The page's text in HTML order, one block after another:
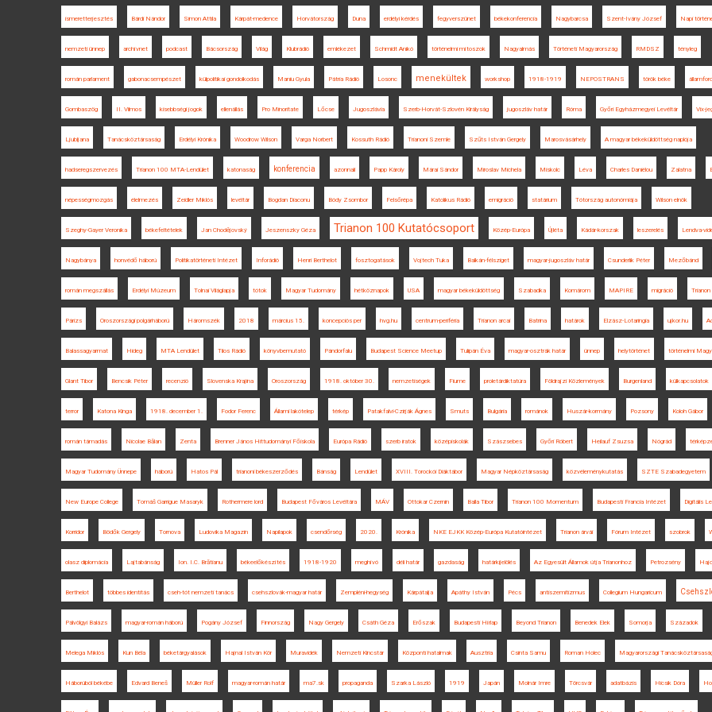
ismeretterjesztés Bárdi Nándor Simon Attila Kárpát-medence Horvátország Duna erdélyi kérdés fegyverszünet békekonferencia Nagybarcsa Szent-Ivány József Napi
nemzeti ünnep archívnet podcast Bácsország Világ Klubrádió emlékezet Schmidt Anikó történelmi mítoszok Nagyalmás Történeti Magyarország RMDSZ tényleg
román parlament gabonacsempészet külpolitikai gondolkodás Maniu Gyula Pátria Rádió Losonc menekültek workshop 1918-1919 NEPOSTRANS török béke
Gombaszög II. Vilmos kisebbségi jogok ellenállás Pro Minoritate Lőcse Jugoszlávia Szerb-Horvát-Szlovén Királyság jugoszláv határ Róma Győri Egyházmegyei Levéltár Vix-
Ljubljana Tanácsköztársaság Erdélyi Krónika Woodrow Wilson Varga Norbert Kossuth Rádió Trianoni Szemle Szűts István Gergely Marosvásárhely A magyar békeküldöttség naplója
hadseregszervezés Trianon 100 MTA-Lendület katonaság konferencia azonnali Papp Károly Márai Sándor Miroslav Michela Miskolc Léva Charles Daniélou Zalatna
népességmozgás élelmezés Zeidler Miklós levéltár Bogdan Diaconu Bódy Zsombor Felsőrépa Katolikus Rádió emigráció statárium Tótország autonómiája Wilson elnök
Szeghy-Gayer Veronika békefeltételek Jan Chodějovský Jeszenszky Géza Trianon 100 Kutatócsoport Közép-Európa Újléta Kádár-korszak leszerelés Lendva-
Nagybánya honvédő háború Politikatörténeti Intézet Inforádió Henri Berthelot fosztogatások Vojtech Tuka Balkán-félsziget magyar-jugoszláv határ Csunderlik Péter Mezőbánd
román megszállás Erdélyi Múzeum Tolnai Világlapja tótok Magyar Tudomány hétköznapok USA magyar békeküldöttség Szabadka Komárom MAPIRE migráció
Párizs Oroszországi polgárháború Háromszék 2018 március 15. koncepciós per hvg.hu centrum-periféria Trianon arcai Batrina határok Elzász-Lotaringia ujkor.hu
Balassagyarmat Hideg MTA Lendület Tilos Rádió könyvbemutató Pándorfalu Budapest Science Meetup Tulipán Éva magyar-osztrák határ ünnep helytörténet történelmi
Glant Tibor Bencsik Péter recenzió Slovenska Krajina Oroszország 1918. október 30. nemzetiségek Fiume proletárdiktatúra Földrajzi Közlemények Burgenland külkapcsolatok
terror Katona Kinga 1918. december 1. Fodor Ferenc Állami lakótelep térkép Patakfalvi-Czirják Ágnes Smuts Bulgária románok Huszár-kormány Pozsony Koloh Gábor
román támadás Nicolae Bălan Zenta Brenner János Hittudományi Főiskola Európa Rádió szerb iratok középiskolák Szászsebes Győri Róbert Heilauf Zsuzsa Nógrád
Magyar Tudomány Ünnepe háború Hatos Pál trianoni békeszerződés Bánság Lendület XVIII. Torockói Diáktábor Magyar Népköztársaság közvéleménykutatás SZTE Szabadegyetem
New Europe College Tomáš Garrigue Masaryk Rothermere lord Budapest Főváros Levéltára MÁV Ottokar Czernin Balla Tibor Trianon 100 Momentum Budapesti Francia Intézet Digitális
Korridor Bödők Gergely Tornova Ludovika Magazin Napilapok csendőrség 2020. Krónika NKE EJKK Közép-Európa Kutatóintézet Trianon árvái Fórum Intézet szobrok
olasz diplomácia Lajtabánság Ion. I.C. Brătianu békeelőkészítés 1918-1920 meghívó déli határ gazdaság határkijelölés Az Egyesült Államok útja Trianonhoz Petrozsény
Berthelot többes identitás cseh-tót nemzeti tanács csehszlovák-magyar határ Zempléni-hegység Kárpátalja Apáthy István Pécs antiszemitizmus Collegium Hungaricum
Pálvölgyi Balázs magyar-román háború Pogány József Finnország Nagy Gergely Csáth Géza Erőszak Budapesti Hírlap Beyond Trianon Benedek Elek Somorja Századok
Melega Miklós Kun Béla béketárgyalások Hajnal István Kör Muravidék Nemzeti Kincstár Központi hatalmak Ausztria Csinta Samu Roman Holec Magyarországi
Háborúból békébe Edvard Beneš Müller Rolf magyar-román határ ma7.sk propaganda Szarka László 1919 Japán Molnár Imre Törcsvár adatbázis Hicsik Dóra